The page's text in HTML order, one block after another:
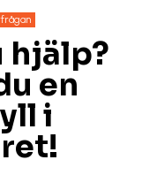
hjälp?
en
i